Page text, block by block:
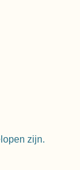
zijn.